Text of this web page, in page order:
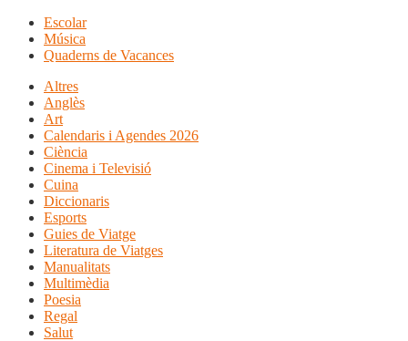
Escolar
Música
Quaderns de Vacances
Altres
Anglès
Art
Calendaris i Agendes 2026
Ciència
Cinema i Televisió
Cuina
Diccionaris
Esports
Guies de Viatge
Literatura de Viatges
Manualitats
Multimèdia
Poesia
Regal
Salut